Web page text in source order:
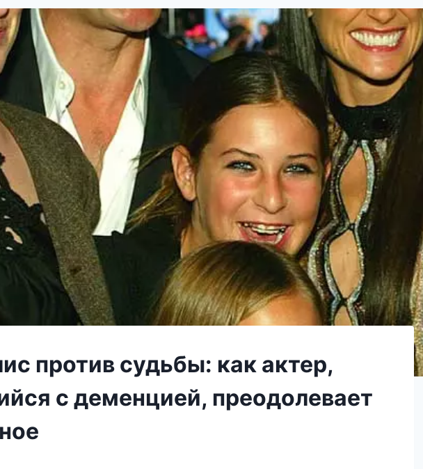
против судьбы: как актер,
с деменцией, преодолевает